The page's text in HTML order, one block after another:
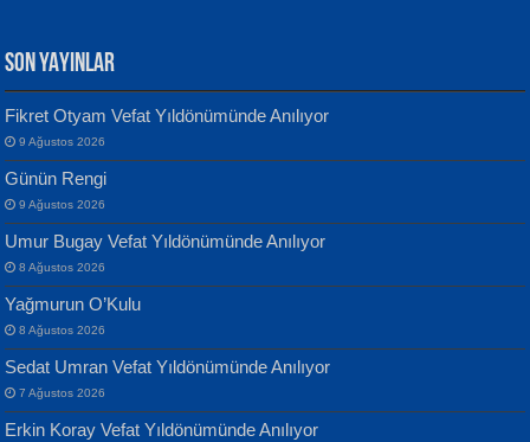
MUSTAFA KELOĞLU
Yarına İz Bırakmak...
ATİLLA ÖZEN
Sultan Olmadan Önce Eyüp...
Yılmaz Ekinci
Geceye Söylenen...
Banu Sancak
Defterimden İçeri...
SON YAYINLAR
Fikret Otyam Vefat Yıldönümünde Anılıyor
9 Ağustos 2026
Günün Rengi
9 Ağustos 2026
Umur Bugay Vefat Yıldönümünde Anılıyor
8 Ağustos 2026
Yağmurun O’Kulu
8 Ağustos 2026
Sedat Umran Vefat Yıldönümünde Anılıyor
7 Ağustos 2026
Erkin Koray Vefat Yıldönümünde Anılıyor